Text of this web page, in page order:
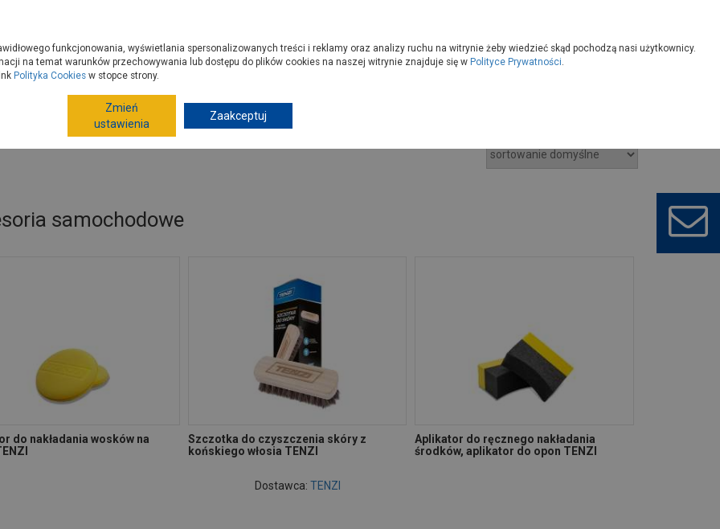
kupisz Porady
Artykuły motoryzacyjne
samochodowe
do nakładania wosków na
Szczotka do czyszczenia skóry z
końskiego włosia TENZI
Dostawca: TENZI
Aplikator do ręcznego nakładania
środków, aplikator do opon TENZI
funkcjonowania, wyświetlania spersonalizowanych treści i reklamy oraz analizy ruchu na witrynie żeby wiedzieć skąd pochodzą nasi użytkownicy.
na temat warunków przechowywania lub dostępu do plików cookies na naszej witrynie znajduje się w Polityce Prywatności.
Polityka Cookies w stopce strony.
Zmień
ustawienia
Zaakceptuj